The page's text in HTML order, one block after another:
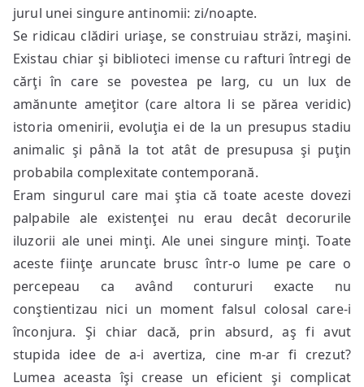
jurul unei singure antinomii: zi/noapte.
Se ridicau clădiri uriaşe, se construiau străzi, maşini.
Existau chiar şi biblioteci imense cu rafturi întregi de
cărţi în care se povestea pe larg, cu un lux de
amănunte ameţitor (care altora li se părea veridic)
istoria omenirii, evoluţia ei de la un presupus stadiu
animalic şi până la tot atât de presupusa şi puţin
probabila complexitate contemporană.
Eram singurul care mai ştia că toate aceste dovezi
palpabile ale existenţei nu erau decât decorurile
iluzorii ale unei minţi. Ale unei singure minţi. Toate
aceste fiinţe aruncate brusc într-o lume pe care o
percepeau ca având contururi exacte nu
conştientizau nici un moment falsul colosal care-i
înconjura. Şi chiar dacă, prin absurd, aş fi avut
stupida idee de a-i avertiza, cine m-ar fi crezut?
Lumea aceasta îşi crease un eficient şi complicat